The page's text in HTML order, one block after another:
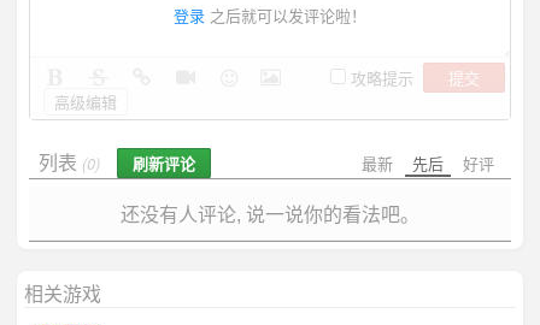
登录 之后就可以发评论啦！
攻略提示
提交
高级编辑
最新 先后 好评
列表 (0) 刷新评论
还没有人评论, 说一说你的看法吧。
相关游戏